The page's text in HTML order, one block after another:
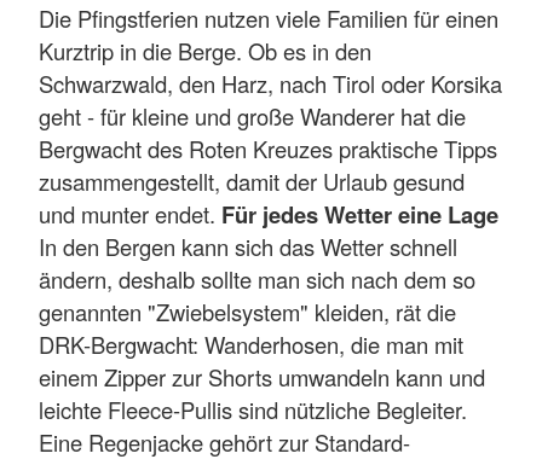
Die Pfingstferien nutzen viele Familien für einen
Kurztrip in die Berge. Ob es in den
Schwarzwald, den Harz, nach Tirol oder Korsika
geht - für kleine und große Wanderer hat die
Bergwacht des Roten Kreuzes praktische Tipps
zusammengestellt, damit der Urlaub gesund
und munter endet. Für jedes Wetter eine Lage
In den Bergen kann sich das Wetter schnell
ändern, deshalb sollte man sich nach dem so
genannten "Zwiebelsystem" kleiden, rät die
DRK-Bergwacht: Wanderhosen, die man mit
einem Zipper zur Shorts umwandeln kann und
leichte Fleece-Pullis sind nützliche Begleiter.
Eine Regenjacke gehört zur Standard-